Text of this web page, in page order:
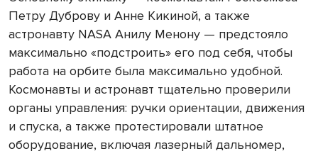
Петру Дуброву и Анне Кикиной, а также
астронавту NASA Анилу Менону — предстояло
максимально «подстроить» его под себя, чтобы
работа на орбите была максимально удобной.
Космонавты и астронавт тщательно проверили
органы управления: ручки ориентации, движения
и спуска, а также протестировали штатное
оборудование, включая лазерный дальномер,